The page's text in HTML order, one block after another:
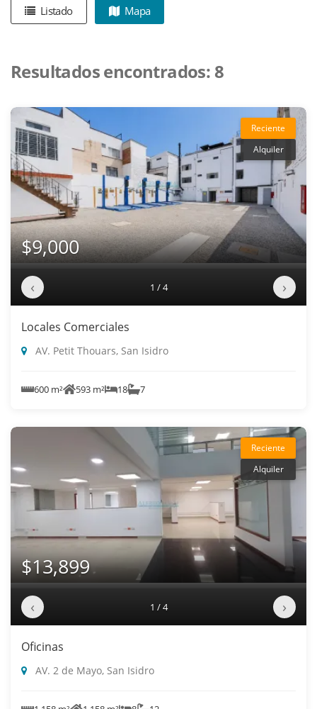
Listado Mapa
Resultados encontrados: 8
Reciente
Alquiler
$9,000
‹ 1 / 4 ›
Locales Comerciales
AV. Petit Thouars, San Isidro
600 m² 593 m² 18 7
Reciente
Alquiler
$13,899
‹ 1 / 4 ›
Oficinas
AV. 2 de Mayo, San Isidro